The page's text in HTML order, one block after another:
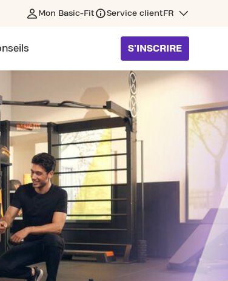
Mon Basic-Fit Service client FR
S'INSCRIRE